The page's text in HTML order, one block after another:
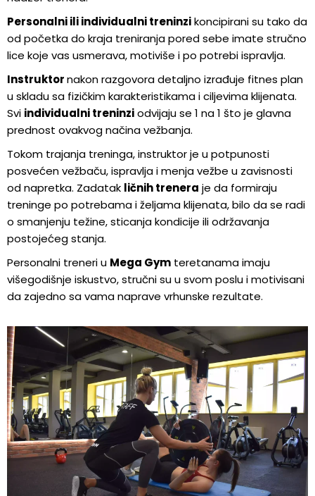
Personalni ili individualni treninzikoncipirani su tako da
od početka do kraja treniranja pored sebe imate stručno
lice koje vas usmerava, motiviše i po potrebi ispravlja.
Instruktornakon razgovora detaljno izrađuje fitnes plan
u skladu sa fizičkim karakteristikama i ciljevima klijenata.
Svi individualni treninziodvijaju se 1 na 1 što je glavna
prednost ovakvog načina vežbanja.
Tokom trajanja treninga, instruktor je u potpunosti
posvećen vežbaču, ispravlja i menja vežbe u zavisnosti
od napretka. Zadatak ličnih trenera je da formiraju
treninge po potrebama i željama klijenata, bilo da se radi
o smanjenju težine, sticanja kondicije ili održavanja
postojećeg stanja.
Personalni treneri u Mega Gym teretanama imaju
višegodišnje iskustvo, stručni su u svom poslu i motivisani
da zajedno sa vama naprave vrhunske rezultate.